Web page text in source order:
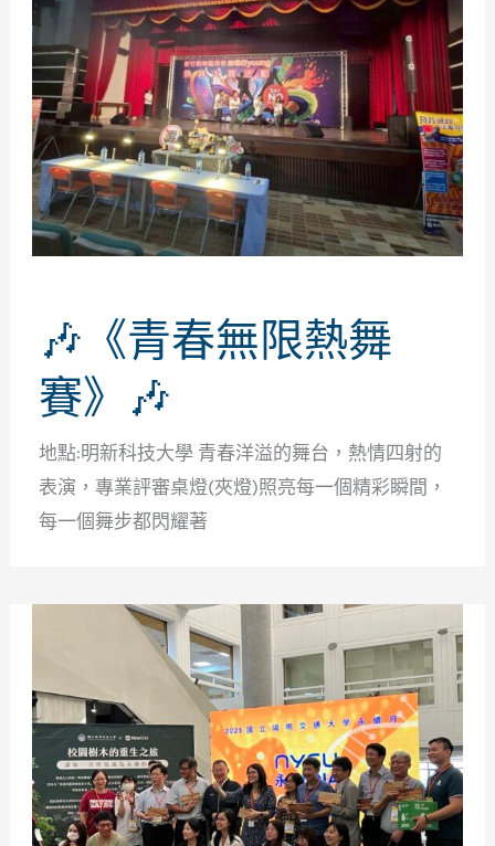
🎶《青春無限熱舞
賽》🎶
地點:明新科技大學 青春洋溢的舞台，熱情四射的
表演，專業評審桌燈(夾燈)照亮每一個精彩瞬間，
每一個舞步都閃耀著